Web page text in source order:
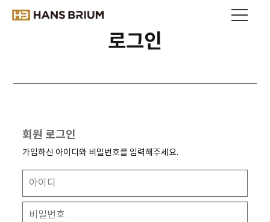
로그인
회원 로그인
가입하신 아이디와 비밀번호를 입력해주세요.